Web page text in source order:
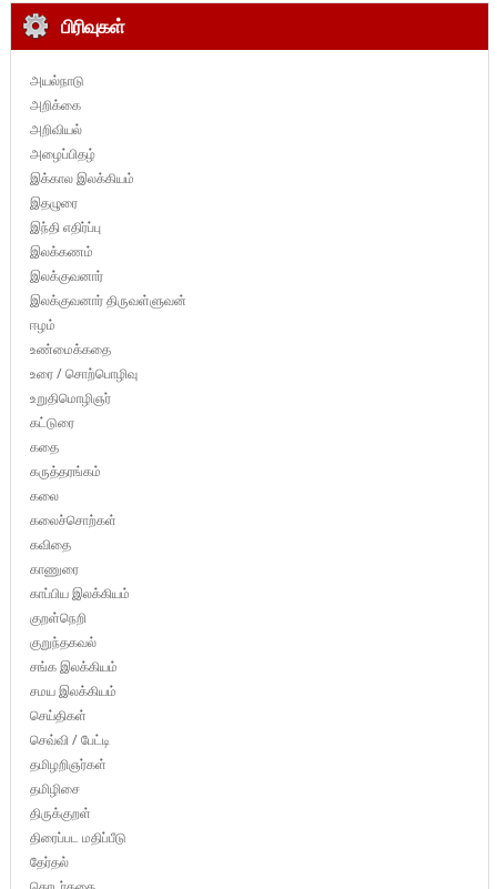
பிரிவுகள்
அயல்நாடு
அறிக்கை
அறிவியல்
அழைப்பிதழ்
இக்கால இலக்கியம்
இதழுரை
இந்தி எதிர்ப்பு
இலக்கணம்
இலக்குவனார்
இலக்குவனார் திருவள்ளுவன்
ஈழம்
உண்மைக்கதை
உரை / சொற்பொழிவு
உறுதிமொழிஞர்
கட்டுரை
கதை
கருத்தரங்கம்
கலை
கலைச்சொற்கள்
கவிதை
காணுரை
காப்பிய இலக்கியம்
குறள்நெறி
குறுந்தகவல்
சங்க இலக்கியம்
சமய இலக்கியம்
செய்திகள்
செவ்வி / பேட்டி
தமிழறிஞர்கள்
தமிழிசை
திருக்குறள்
திரைப்பட மதிப்பீடு
தேர்தல்